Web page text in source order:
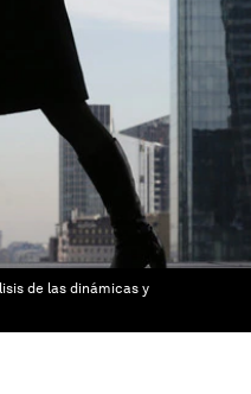
de las dinámicas y